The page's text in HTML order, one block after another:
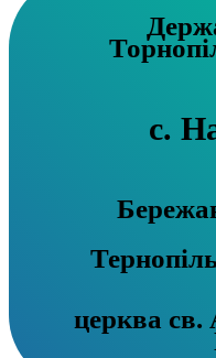
с.
церква св.